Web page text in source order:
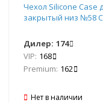
Чехол Silicone Case
закрытый низ №58
Дилер: 174
VIP: 168
Premium: 162
Нет в наличии